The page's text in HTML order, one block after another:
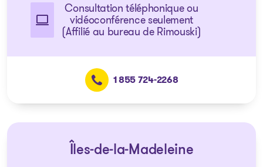
Consultation téléphonique ou
vidéoconférence seulement
(Affilié au bureau de Rimouski)
1 855 724-2268
Îles-de-la-Madeleine